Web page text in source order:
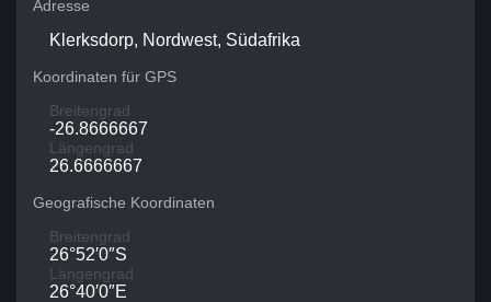
Adresse
Klerksdorp, Nordwest, Südafrika
Koordinaten für GPS
Breitengrad
-26.8666667
Längengrad
26.6666667
Geografische Koordinaten
Breitengrad
26°52′0″S
Längengrad
26°40′0″E